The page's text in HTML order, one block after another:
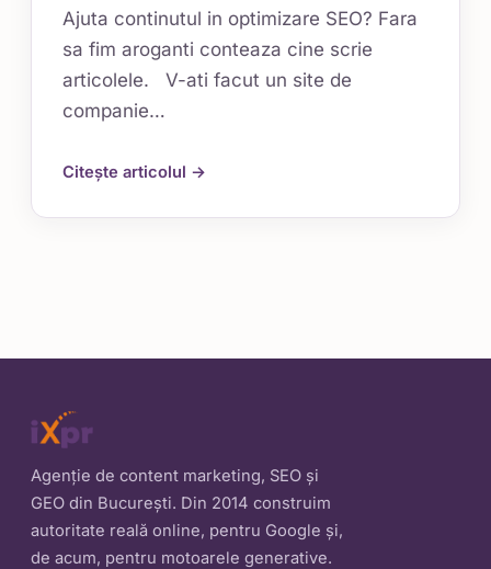
Ajuta continutul in optimizare SEO? Fara
sa fim aroganti conteaza cine scrie
articolele. V-ati facut un site de
companie…
Citește articolul →
Agenție de content marketing, SEO și
GEO din București. Din 2014 construim
autoritate reală online, pentru Google și,
de acum, pentru motoarele generative.